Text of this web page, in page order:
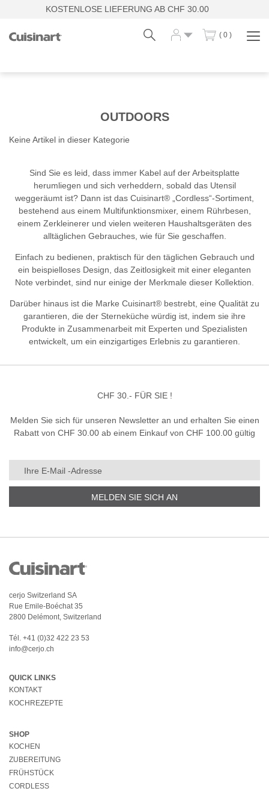
KOSTENLOSE LIEFERUNG AB CHF 30.00
( 0 )
OUTDOORS
Keine Artikel in dieser Kategorie
Sind Sie es leid, dass immer Kabel auf der Arbeitsplatte
herumliegen und sich verheddern, sobald das Utensil
weggeräumt ist? Dann ist das Cuisinart® „Cordless“-Sortiment,
bestehend aus einem Multifunktionsmixer, einem Rührbesen,
einem Zerkleinerer und vielen weiteren Haushaltsgeräten des
alltäglichen Gebrauches, wie für Sie geschaffen.
Einfach zu bedienen, praktisch für den täglichen Gebrauch und
ein beispielloses Design, das Zeitlosigkeit mit einer eleganten
Note verbindet, sind nur einige der Merkmale dieser Kollektion.
Darüber hinaus ist die Marke Cuisinart® bestrebt, eine Qualität zu
garantieren, die der Sterneküche würdig ist, indem sie ihre
Produkte in Zusammenarbeit mit Experten und Spezialisten
entwickelt, um ein einzigartiges Erlebnis zu garantieren.
CHF 30.- FÜR SIE !
Melden Sie sich für unseren Newsletter an und erhalten Sie einen
Rabatt von CHF 30.00 ab einem Einkauf von CHF 100.00 gültig
MELDEN SIE SICH AN
cerjo Switzerland SA
Rue Emile-Boéchat 35
2800 Delémont, Switzerland
Tél. +41 (0)32 422 23 53
info@cerjo.ch
QUICK LINKS
KONTAKT
KOCHREZEPTE
SHOP
KOCHEN
ZUBEREITUNG
FRÜHSTÜCK
CORDLESS